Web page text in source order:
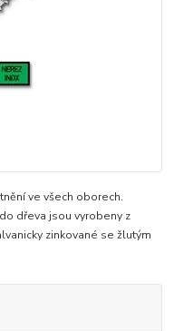
ve všech oborech.
dřeva jsou vyrobeny z
zinkované se žlutým